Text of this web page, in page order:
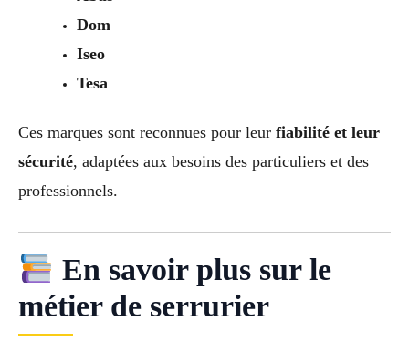
Dom
Iseo
Tesa
Ces marques sont reconnues pour leur fiabilité et leur
sécurité, adaptées aux besoins des particuliers et des
professionnels.
En savoir plus sur le
métier de serrurier